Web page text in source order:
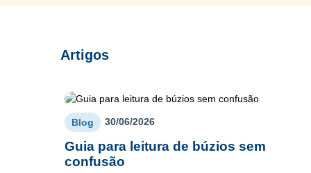
tornando a experiência muito enriquecedora e
Artigos
Blog 30/06/2026
Guia para leitura de búzios sem
confusão